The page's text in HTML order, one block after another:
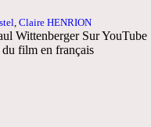
, Claire HENRION
Wittenberger Sur YouTube
film en français